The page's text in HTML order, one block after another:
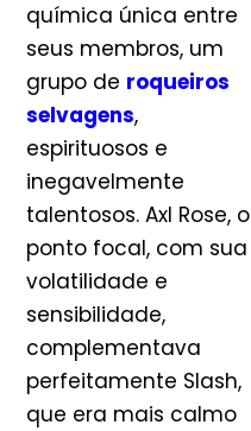
química única entre
seus membros, um
grupo de roqueiros
selvagens,
espirituosos e
inegavelmente
talentosos. Axl Rose, o
ponto focal, com sua
volatilidade e
sensibilidade,
complementava
perfeitamente Slash,
que era mais calmo